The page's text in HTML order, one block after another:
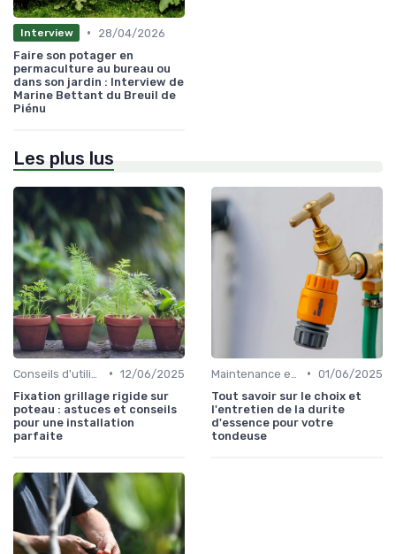
Interview •
28/04/2026
Faire son potager en
permaculture au bureau ou
dans son jardin : Interview de
Marine Bettant du Breuil de
Piénu
Les plus lus
• 12/06/2025
Fixation grillage rigide sur
poteau : astuces et conseils
pour une installation
parfaite
• 01/06/2025
Tout savoir sur le choix et
l'entretien de la durite
d'essence pour votre
tondeuse